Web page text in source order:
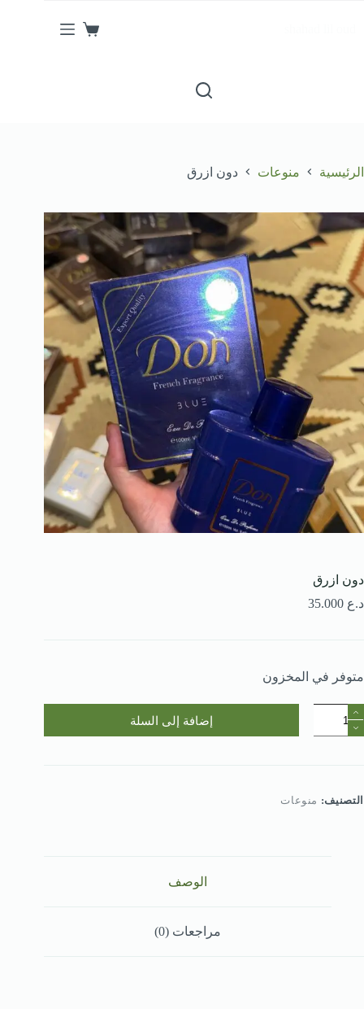
عربة
الرئيسية منوعات دون ازرق
دون ازرق
د.ع
متوفر في المخزون
كمية
دون
ازرق
إضافة إلى السلة
التصنيف: منوعات
الوصف
مراجعات (0)